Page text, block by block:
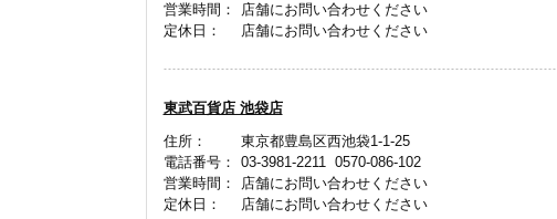
営業時間：
店舗にお問い合わせください
定休日：
店舗にお問い合わせください
東武百貨店 池袋店
住所：
東京都豊島区西池袋1-1-25
電話番号：
03-3981-2211 0570-086-102
営業時間：
店舗にお問い合わせください
定休日：
店舗にお問い合わせください